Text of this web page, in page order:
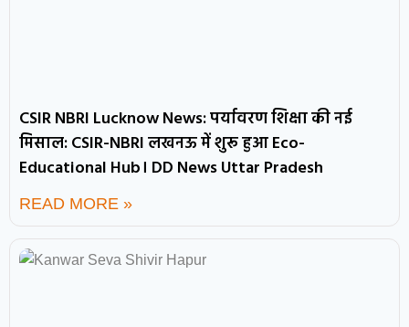
CSIR NBRI Lucknow News: पर्यावरण शिक्षा की नई
मिसाल: CSIR-NBRI लखनऊ में शुरू हुआ Eco-
Educational Hub। DD News Uttar Pradesh
READ MORE »